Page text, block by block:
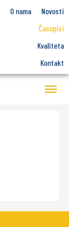
O nama
Novosti
Časopisi
Kvaliteta
Kontakt